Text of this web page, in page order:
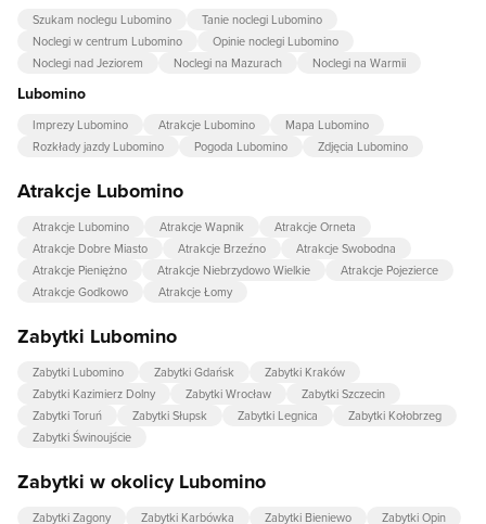
Szukam noclegu Lubomino
Tanie noclegi Lubomino
Noclegi w centrum Lubomino
Opinie noclegi Lubomino
Noclegi nad Jeziorem
Noclegi na Mazurach Noclegi na Warmii
Lubomino
Imprezy Lubomino Atrakcje Lubomino
Mapa Lubomino
Rozkłady jazdy Lubomino
Pogoda Lubomino Zdjęcia Lubomino
Atrakcje Lubomino
Atrakcje Lubomino Atrakcje Wapnik
Atrakcje Orneta
Atrakcje Dobre Miasto
Atrakcje Brzeźno
Atrakcje Swobodna
Atrakcje Pieniężno
Atrakcje Niebrzydowo Wielkie
Atrakcje Pojezierce
Atrakcje Godkowo
Atrakcje Łomy
Zabytki Lubomino
Zabytki Lubomino Zabytki Gdańsk
Zabytki Kraków
Zabytki Kazimierz Dolny
Zabytki Wrocław
Zabytki Szczecin
Zabytki Toruń
Zabytki Słupsk Zabytki Legnica
Zabytki Kołobrzeg
Zabytki Świnoujście
Zabytki w okolicy Lubomino
Zabytki Zagony Zabytki Karbówka Zabytki Bieniewo
Zabytki Opin